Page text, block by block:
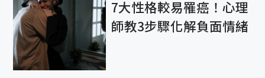
7大性格較易罹癌！心理
師教3步驟化解負面情緒